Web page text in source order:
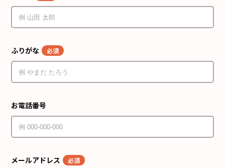
ふりがな 必須
お電話番号
メールアドレス 必須